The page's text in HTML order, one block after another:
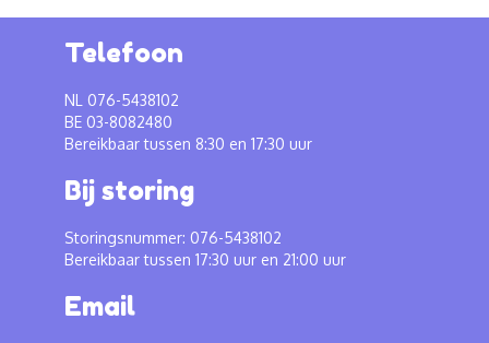
Telefoon
NL 076-5438102
BE 03-8082480
Bereikbaar tussen 8:30 en 17:30 uur
Bij storing
Storingsnummer: 076-5438102
Bereikbaar tussen 17:30 uur en 21:00 uur
Email